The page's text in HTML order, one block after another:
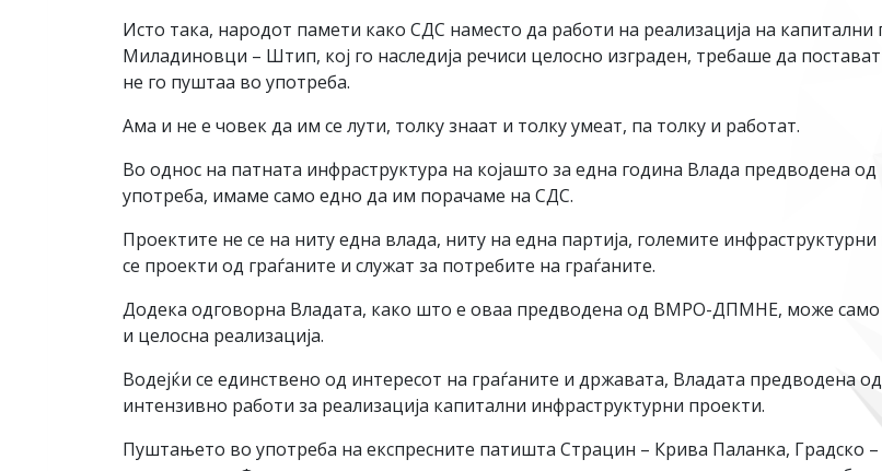
Исто така, народот памети како СДС наместо да работи на реализација на
Миладиновци – Штип, кој го наследија речиси целосно изграден, требаше да
не го пуштаа во употреба.
Ама и не е човек да им се лути, толку знаат и толку умеат, па толку и работат.
Во однос на патната инфраструктура на којашто за една година Влада
употреба, имаме само едно да им порачаме на СДС.
Проектите не се на ниту една влада, ниту на една партија, големите
се проекти од граѓаните и служат за потребите на граѓаните.
Додека одговорна Владата, како што е оваа предводена од ВМРО-ДПМНЕ, може само
и целосна реализација.
Водејќи се единствено од интересот на граѓаните и државата, Владата
интензивно работи за реализација капитални инфраструктурни проекти.
Пуштањето во употреба на експресните патишта Страцин – Крива Паланка, Градско